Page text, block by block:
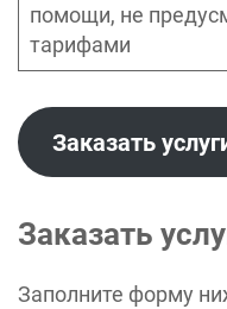
помощи, не
тарифами
Заказать
Заказать
Заполните форму